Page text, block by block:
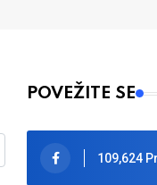
POVEŽITE SE
109,624